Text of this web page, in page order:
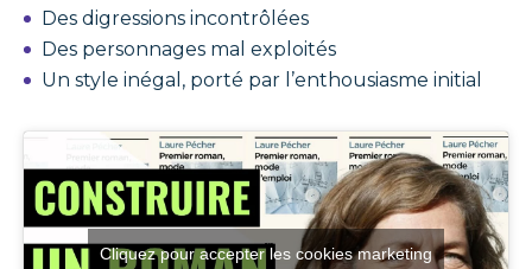
Des digressions incontrôlées
Des personnages mal exploités
Un style inégal, porté par l’enthousiasme initial
Cliquez pour accepter les cookies marketing